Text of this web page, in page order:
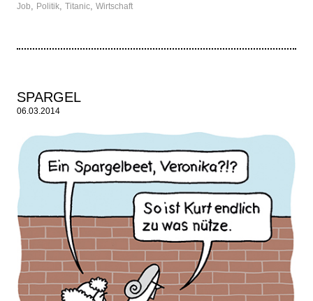
Job, Politik, Titanic, Wirtschaft
SPARGEL
06.03.2014